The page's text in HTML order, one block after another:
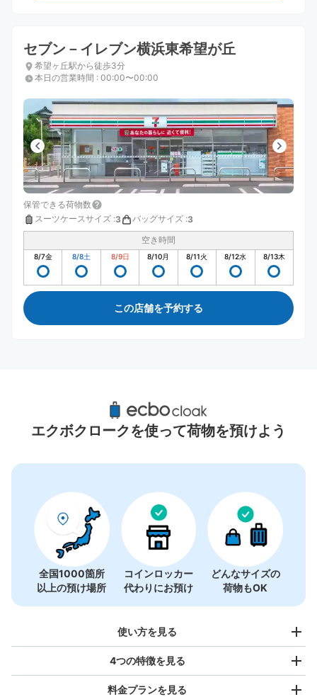
セブン－イレブン横浜東希望が丘
希望ヶ丘駅から徒歩3分
本日の営業時間 : 00:00〜00:00
保管できる荷物数
スーツケースサイズ :3 バッグサイズ :3
空き時間
8/7金 8/8土 8/9日 8/10月 8/11火 8/12水 8/13木
この店舗を予約する
大和駅周辺のおすすめコインロッカー
1件
エクボクロークを使って荷物を預けよう
全国1000箇所
以上の預け場所
コインロッカー
代わりにお預け
どんなサイズの
荷物もOK
使い方を見る
4つの特徴を見る
料金プランを見る